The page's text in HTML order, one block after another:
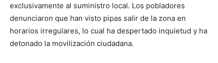
exclusivamente al suministro local. Los pobladores
denunciaron que han visto pipas salir de la zona en
horarios irregulares, lo cual ha despertado inquietud y ha
detonado la movilización ciudadana.